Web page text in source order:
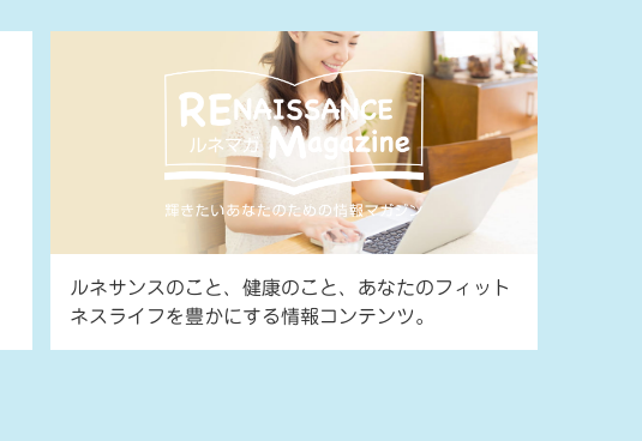
ルネサンスのこと、健康のこと、あなたのフィット
ネスライフを豊かにする情報コンテンツ。